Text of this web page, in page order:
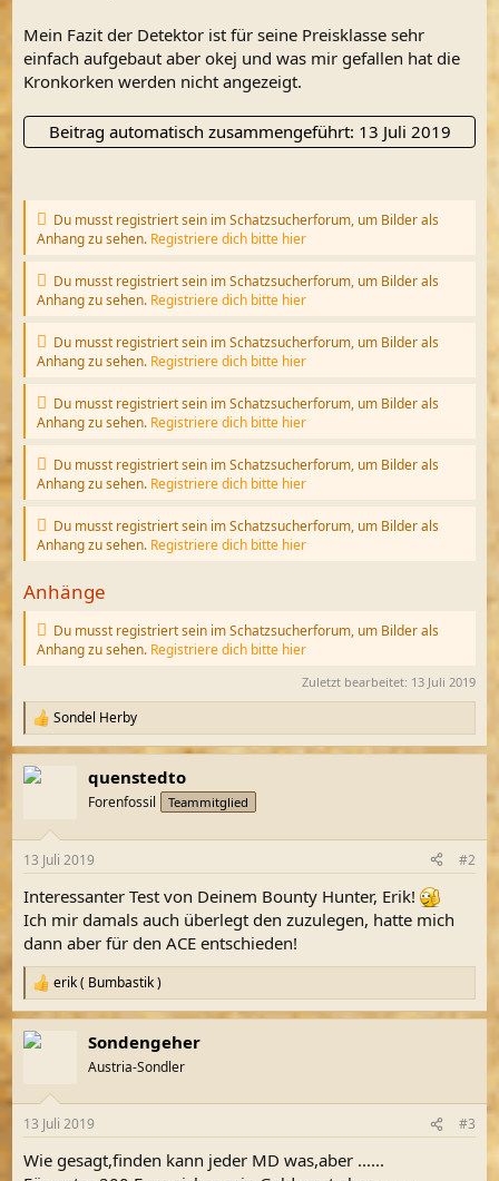
Mein Fazit der Detektor ist für seine Preisklasse sehr
einfach aufgebaut aber okej und was mir gefallen hat die
Kronkorken werden nicht angezeigt.
Beitrag automatisch zusammengeführt: 13 Juli 2019
Du musst registriert sein im Schatzsucherforum, um Bilder als
Anhang zu sehen. Registriere dich bitte hier
Du musst registriert sein im Schatzsucherforum, um Bilder als
Anhang zu sehen. Registriere dich bitte hier
Du musst registriert sein im Schatzsucherforum, um Bilder als
Anhang zu sehen. Registriere dich bitte hier
Du musst registriert sein im Schatzsucherforum, um Bilder als
Anhang zu sehen. Registriere dich bitte hier
Du musst registriert sein im Schatzsucherforum, um Bilder als
Anhang zu sehen. Registriere dich bitte hier
Du musst registriert sein im Schatzsucherforum, um Bilder als
Anhang zu sehen. Registriere dich bitte hier
Anhänge
Du musst registriert sein im Schatzsucherforum, um Bilder als
Anhang zu sehen. Registriere dich bitte hier
Zuletzt bearbeitet: 13 Juli 2019
R
e
a
k
e
:
Sondel Herby
quenstedto
Forenfossil Teammitglied
13 Juli 2019 #2
Interessanter Test von Deinem Bounty Hunter, Erik!
Ich mir damals auch überlegt den zuzulegen, hatte mich
dann aber für den ACE entschieden!
R
e
a
k
e
:
erik ( Bumbastik )
Sondengeher
Austria-Sondler
13 Juli 2019 #3
Wie gesagt,finden kann jeder MD was,aber ......